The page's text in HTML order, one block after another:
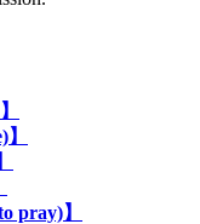
pray)】